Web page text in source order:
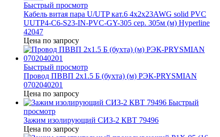
Быстрый просмотр
Кабель витая пара U/UTP кат.6 4х2х23AWG solid PVC
UUTP4-C6-S23-IN-PVC-GY-305 сер. 305м (м) Hyperline
42047
Цена по запросу
Быстрый просмотр
Провод ПВВП 2х1.5 Б (бухта) (м) РЭК-PRYSMIAN
0702040201
Цена по запросу
Быстрый
просмотр
Зажим изолирующий СИЗ-2 КВТ 79496
Цена по запросу